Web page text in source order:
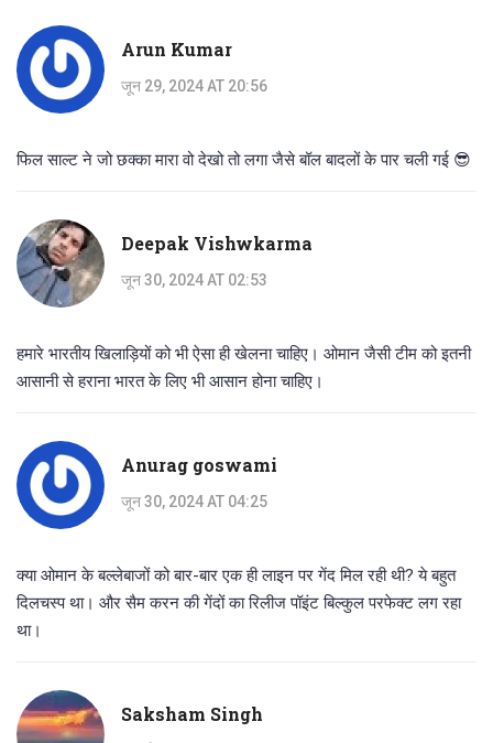
Arun Kumar
जून 29, 2024 AT 20:56
फिल साल्ट ने जो छक्का मारा वो देखो तो लगा जैसे बॉल बादलों के पार चली गई 😎
Deepak Vishwkarma
जून 30, 2024 AT 02:53
हमारे भारतीय खिलाड़ियों को भी ऐसा ही खेलना चाहिए। ओमान जैसी टीम को इतनी
आसानी से हराना भारत के लिए भी आसान होना चाहिए।
Anurag goswami
जून 30, 2024 AT 04:25
क्या ओमान के बल्लेबाजों को बार-बार एक ही लाइन पर गेंद मिल रही थी? ये बहुत
दिलचस्प था। और सैम करन की गेंदों का रिलीज पॉइंट बिल्कुल परफेक्ट लग रहा
था।
Saksham Singh